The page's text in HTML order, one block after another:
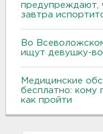
предупреждают,
завтра
Во
ищут девушку-
Медицинские
бесплатно: кому
как пройти